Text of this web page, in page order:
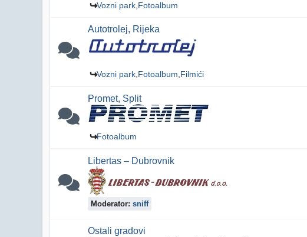
Vozni park Fotoalbum
Autotrolej, Rijeka
Vozni park Fotoalbum Filmići
Promet, Split
Fotoalbum
Libertas – Dubrovnik
Moderator: sniff
Ostali gradovi